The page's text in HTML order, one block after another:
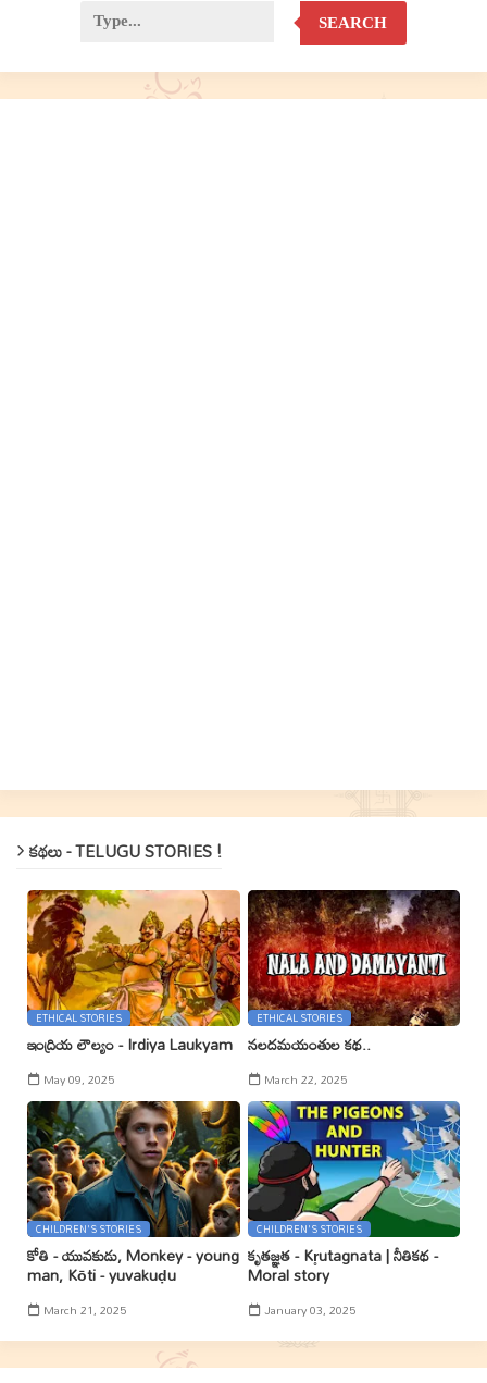
SEARCH
కథలు - TELUGU STORIES !
ETHICAL STORIES
ఇంద్రియ లౌల్యం - Irdiya Laukyam
May 09, 2025
ETHICAL STORIES
నలదమయంతుల కథ..
March 22, 2025
CHILDREN'S STORIES
కోతి - యువకుడు, Monkey - young
man, Kōti - yuvakuḍu
March 21, 2025
CHILDREN'S STORIES
కృతజ్ఞత - Kr̥utagnata | నీతికథ -
Moral story
January 03, 2025